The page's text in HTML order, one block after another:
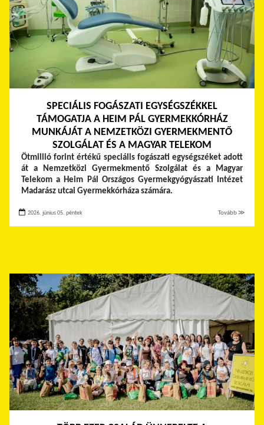
SPECIÁLIS FOGÁSZATI EGYSÉGSZÉKKEL
TÁMOGATJA A HEIM PÁL GYERMEKKÓRHÁZ
MUNKÁJÁT A NEMZETKÖZI GYERMEKMENTŐ
SZOLGÁLAT ÉS A MAGYAR TELEKOM
Ötmillió forint értékű speciális fogászati egységszéket adott
át a Nemzetközi Gyermekmentő Szolgálat és a Magyar
Telekom a Heim Pál Országos Gyermekgyógyászati Intézet
Madarász utcai Gyermekkórháza számára.
2026. június 05. péntek Tovább ≫